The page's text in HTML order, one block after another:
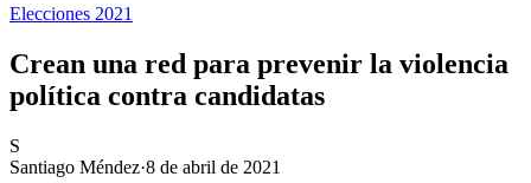
Elecciones 2021
Crean una red para prevenir la violencia
política contra candidatas
S
Santiago Méndez·8 de abril de 2021